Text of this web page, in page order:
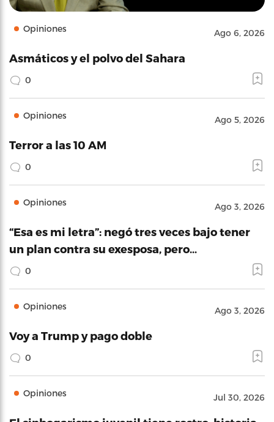
Opiniones Ago 6, 2026
Asmáticos y el polvo del Sahara
0
Opiniones Ago 5, 2026
Terror a las 10 AM
0
Opiniones Ago 3, 2026
“Esa es mi letra”: negó tres veces bajo tener
un plan contra su exesposa, pero…
0
Opiniones Ago 3, 2026
Voy a Trump y pago doble
0
Opiniones Jul 30, 2026